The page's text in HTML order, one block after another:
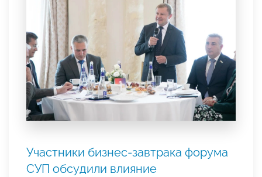
Участники бизнес-завтрака форума
СУП обсудили влияние